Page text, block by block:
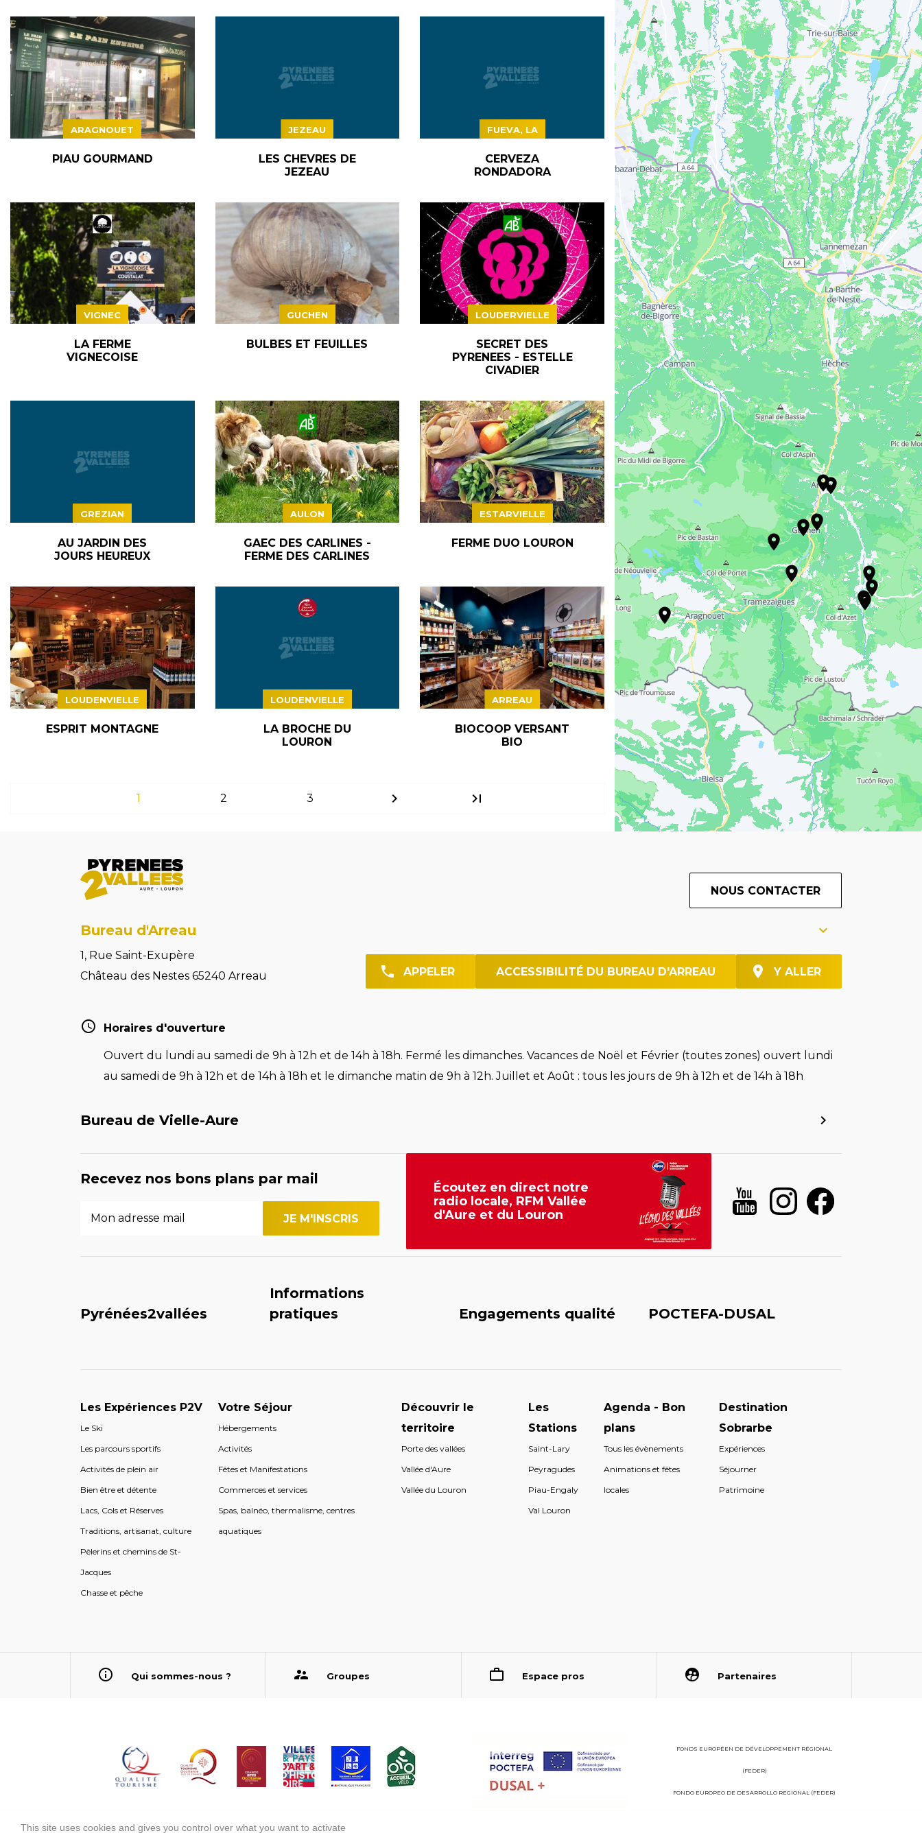
ARAGNOUET
PIAU GOURMAND
JEZEAU
LES CHEVRES DE
JEZEAU
FUEVA, LA
CERVEZA
RONDADORA
VIGNEC
LA FERME
VIGNECOISE
GUCHEN
BULBES ET FEUILLES
LOUDERVIELLE
SECRET DES
PYRENEES - ESTELLE
CIVADIER
GREZIAN
AU JARDIN DES
JOURS HEUREUX
AULON
GAEC DES CARLINES -
FERME DES CARLINES
ESTARVIELLE
FERME DUO LOURON
LOUDENVIELLE
ESPRIT MONTAGNE
LOUDENVIELLE
LA BROCHE DU
LOURON
ARREAU
BIOCOOP VERSANT
BIO
1 2 3 chevron_right last_page
NOUS CONTACTER
Bureau d'Arreau
1, Rue Saint-Exupère
Château des Nestes 65240 Arreau
APPELER ACCESSIBILITÉ DU BUREAU D'ARREAU Y ALLER
Horaires d'ouverture
Ouvert du lundi au samedi de 9h à 12h et de 14h à 18h. Fermé les dimanches. Vacances de Noël et Février (toutes zones) ouvert lundi
au samedi de 9h à 12h et de 14h à 18h et le dimanche matin de 9h à 12h. Juillet et Août : tous les jours de 9h à 12h et de 14h à 18h
Bureau de Vielle-Aure
Recevez nos bons plans par mail
Écoutez en direct notre
radio locale, RFM Vallée
d'Aure et du Louron
Pyrénées2vallées
Informations
pratiques
Engagements qualité POCTEFA-DUSAL
Les Expériences P2V
Le Ski
Les parcours sportifs
Activités de plein air
Bien être et détente
Lacs, Cols et Réserves
Traditions, artisanat, culture
Pèlerins et chemins de St-
Jacques
Chasse et pêche
Votre Séjour
Hébergements
Activités
Fêtes et Manifestations
Commerces et services
Spas, balnéo, thermalisme, centres
aquatiques
Découvrir le
territoire
Porte des vallées
Vallée d'Aure
Vallée du Louron
Les
Stations
Saint-Lary
Peyragudes
Piau-Engaly
Val Louron
Agenda - Bon
plans
Tous les évènements
Animations et fêtes
locales
Destination
Sobrarbe
Expériences
Séjourner
Patrimoine
Qui sommes-nous ? Groupes Espace pros Partenaires
FONDS EUROPÉEN DE DÉVELOPPEMENT RÉGIONAL
(FEDER)
FONDO EUROPEO DE DESARROLLO REGIONAL (FEDER)
This site uses cookies and gives you control over what you want to activate